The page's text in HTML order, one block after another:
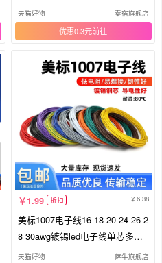
天猫好物 秦宿旗舰店
优惠0.3元
1.99 折扣 6.38
美标1007电子线16 18 20 24 26 2
8 30awg镀锡led电子线单芯多股
线
天猫好物 萨牛旗舰店